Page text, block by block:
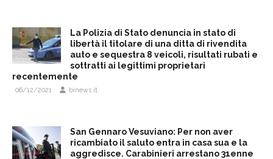
La Polizia di Stato denuncia in stato di
libertà il titolare di una ditta di rivendita
auto e sequestra 8 veicoli, risultati rubati e
sottratti ai legittimi proprietari
recentemente
06/12/2021 binews.it
San Gennaro Vesuviano: Per non aver
ricambiato il saluto entra in casa sua e la
aggredisce. Carabinieri arrestano 31enne